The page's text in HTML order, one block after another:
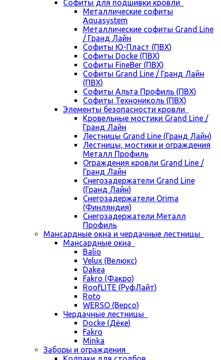
Cофиты для подшивки кровли
Металлические софиты
Aquasystem
Металлические софиты Grand Line
/ Гранд Лайн
Софиты Ю-Пласт (ПВХ)
Софиты Docke (ПВХ)
Софиты FineBer (ПВХ)
Софиты Grand Line / Гранд Лайн
(ПВХ)
Софиты Альта Профиль (ПВХ)
Софиты Технониколь (ПВХ)
Элементы безопасности кровли
Кровельные мостики Grand Line /
Гранд Лайн
Лестницы Grand Line (Гранд Лайн)
Лестницы, мостики и ограждения
Металл Профиль
Ограждения кровли Grand Line /
Гранд Лайн
Снегозадержатели Grand Line
(Гранд Лайн)
Снегозадержатели Orima
(Финляндия)
Снегозадержатели Металл
Профиль
Мансардные окна и чердачные лестницы
Мансардные окна
Balio
Velux (Велюкс)
Dakea
Fakro (Факро)
RoofLITE (РуфЛайт)
Roto
WERSO (Версо)
Чердачные лестницы
Docke (Дёке)
Fakro
Minka
Заборы и ограждения